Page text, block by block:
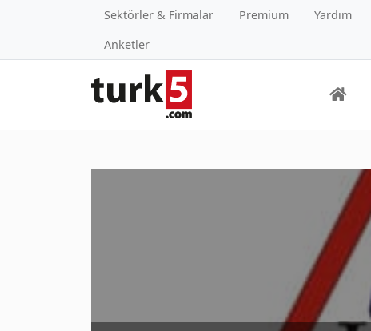
Sektörler & Firmalar Premium Yardım
Anketler